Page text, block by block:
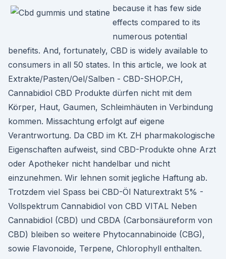
because it has few side
effects compared to its
numerous potential
benefits. And, fortunately, CBD is widely available to
consumers in all 50 states. In this article, we look at
Extrakte/Pasten/Oel/Salben - CBD-SHOP.CH,
Cannabidiol CBD Produkte dürfen nicht mit dem
Körper, Haut, Gaumen, Schleimhäuten in Verbindung
kommen. Missachtung erfolgt auf eigene
Verantrwortung. Da CBD im Kt. ZH pharmakologische
Eigenschaften aufweist, sind CBD-Produkte ohne Arzt
oder Apotheker nicht handelbar und nicht
einzunehmen. Wir lehnen somit jegliche Haftung ab.
Trotzdem viel Spass bei CBD-Öl Naturextrakt 5% -
Vollspektrum Cannabidiol von CBD VITAL Neben
Cannabidiol (CBD) und CBDA (Carbonsäureform von
CBD) bleiben so weitere Phytocannabinoide (CBG),
sowie Flavonoide, Terpene, Chlorophyll enthalten.